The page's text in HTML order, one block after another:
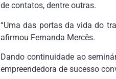
de contatos, dentre outras.
“Uma das portas da vida do
afirmou Fernanda Mercês.
Dando continuidade ao
empreendedora de sucesso